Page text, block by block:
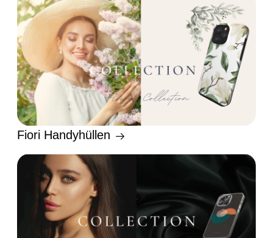
Fiori Handyhüllen